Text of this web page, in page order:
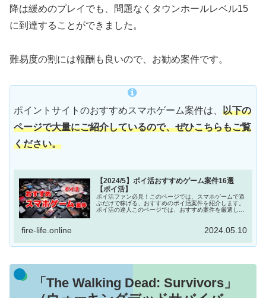
降は緩めのプレイでも、問題なくタウンホールレベル15
に到達することができました。
難易度の割には報酬も良いので、お勧め案件です。
ポイントサイトのおすすめスマホゲーム案件は、 以下の
ページで大量にご紹介しているので、ぜひこちらもご覧
ください。
【2024/5】ポイ活おすすめゲーム案件16選
【ポイ活】
ポイ活ファン必見！このページでは、スマホゲームで遊
ぶだけで稼げる、おすすめのポイ活案件を紹介します。
ポイ活の達人このページでは、おすすめ案件を厳選して
fire-life.online 2024.05.10
「The Walking Dead: Survivors」